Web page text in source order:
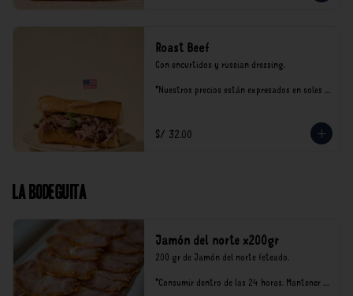
Roast Beef
Con encurtidos y russian dressing.
*Nuestros precios están expresados en soles e
S/ 32.00
La Bodeguita
Jamón del norte x200gr
200 gr de Jamón del norte feteado.
*Consumir dentro de las 24 horas. Mantener